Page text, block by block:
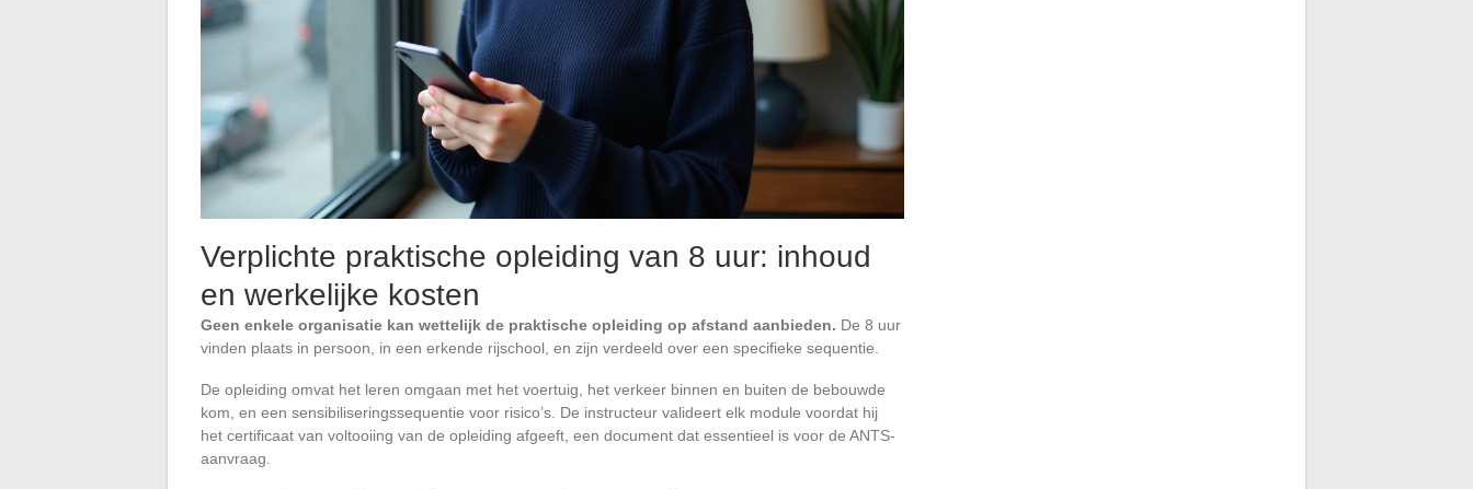
Verplichte praktische opleiding van 8 uur: inhoud
en werkelijke kosten
Geen enkele organisatie kan wettelijk de praktische opleiding op afstand aanbieden. De 8 uur
vinden plaats in persoon, in een erkende rijschool, en zijn verdeeld over een specifieke sequentie.
De opleiding omvat het leren omgaan met het voertuig, het verkeer binnen en buiten de bebouwde
kom, en een sensibiliseringssequentie voor risico’s. De instructeur valideert elk module voordat hij
het certificaat van voltooiing van de opleiding afgeeft, een document dat essentieel is voor de ANTS-
aanvraag.